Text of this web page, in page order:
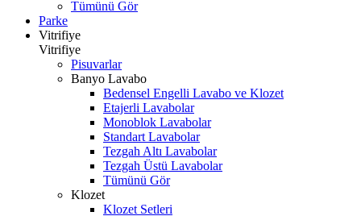
Tümünü Gör
Parke
Vitrifiye
Vitrifiye
Pisuvarlar
Banyo Lavabo
Bedensel Engelli Lavabo ve Klozet
Etajerli Lavabolar
Monoblok Lavabolar
Standart Lavabolar
Tezgah Altı Lavabolar
Tezgah Üstü Lavabolar
Tümünü Gör
Klozet
Klozet Setleri